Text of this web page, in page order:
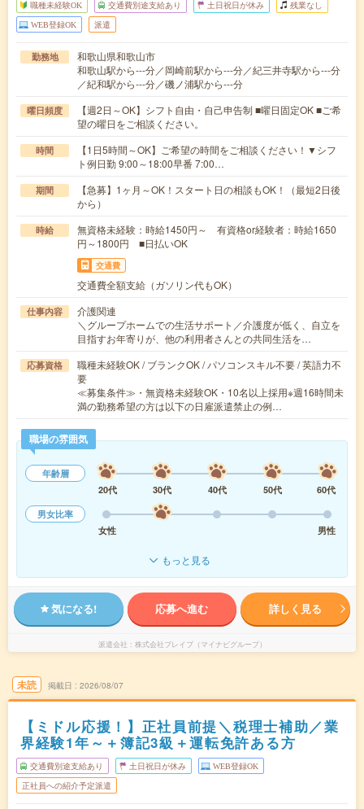
職種未経験OK 交通費別途支給あり 土日祝日が休み 残業なし
WEB登録OK 派遣
勤務地
和歌山県和歌山市
和歌山駅から---分／岡崎前駅から---分／紀三井寺駅から---分
／紀和駅から---分／磯ノ浦駅から---分
曜日頻度
【週2日～OK】シフト自由・自己申告制 ■曜日固定OK ■ご希
望の曜日をご相談ください。
時間
【1日5時間～OK】ご希望の時間をご相談ください！▼シフ
ト例日勤 9:00～18:00早番 7:00…
期間
【急募】1ヶ月～OK！スタート日の相談もOK！（最短2日後
から）
時給
無資格未経験：時給1450円～ 有資格or経験者：時給1650
円～1800円 ■日払いOK
交通費
交通費全額支給（ガソリン代もOK）
仕事内容
介護関連
＼グループホームでの生活サポート／介護度が低く、自立を
目指すお年寄りが、他の利用者さんとの共同生活を…
応募資格
職種未経験OK / ブランクOK / パソコンスキル不要 / 英語力不
要
≪募集条件≫・無資格未経験OK・10名以上採用※週16時間未
満の勤務希望の方は以下の日雇派遣禁止の例…
職場の雰囲気
年齢層
20代
30代 40代 50代
60代
男女比率
女性
男性
もっと見る
気になる! 応募へ進む 詳しく見る
派遣会社 株式会社ブレイブ（マイナビグループ）
未読 掲載日 2026/08/07
【ミドル応援！】正社員前提＼税理士補助／業
界経験1年～＋簿記3級＋運転免許ある方
交通費別途支給あり 土日祝日が休み WEB登録OK
正社員への紹介予定派遣